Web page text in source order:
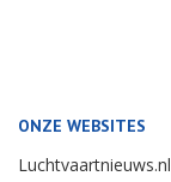
ONZE WEBSITES
Luchtvaartnieuws.nl